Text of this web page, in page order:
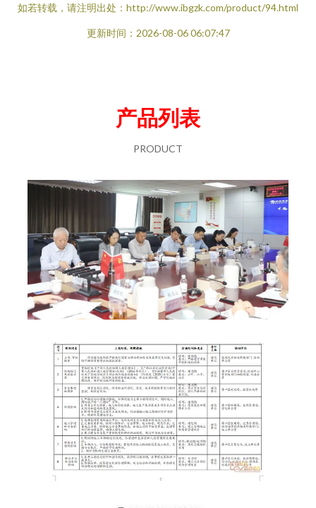
如若转载，请注明出处：http://www.ibgzk.com/product/94.html
更新时间：2026-08-06 06:07:47
产品列表
PRODUCT